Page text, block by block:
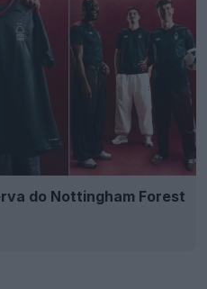
do Nottingham Forest